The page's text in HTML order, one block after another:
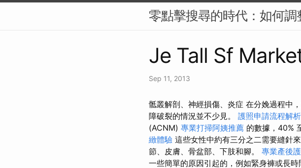
零點擊搜尋的時代：如何
Je Tall Sf
Sep 11, 2013
骶叢解剖、神經損傷、炎症 在分娩過程中
障破裂的情況並不少見。 護照申請流程解析
(ACNM) 專業打掃阿姨推薦 的數據，40%
緻體驗 這些女性中約有三分之二需要縫針
節、皮膚、骨盆部、下肢和腳。 專業產後
一些簡單的原因引起的，例如緊身褲或長